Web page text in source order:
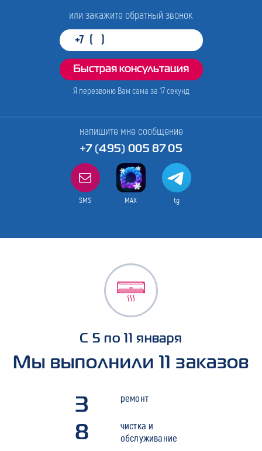
или закажите обратный звонок
Я перезвоню Вам сама за 17секунд
напишите мне сообщение
+7 (495) 005 87 05
SMS MAX tg
С 5 по 11 января
Мы выполнили 11 заказов
3 ремонт
8
чистка и
обслуживание